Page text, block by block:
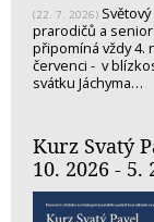
(22. 7. 2026)
prarodičů a
připomíná vždy 4.
červenci - v
svátku Jáchyma…
Kurz Svatý
10. 2026 - 5.